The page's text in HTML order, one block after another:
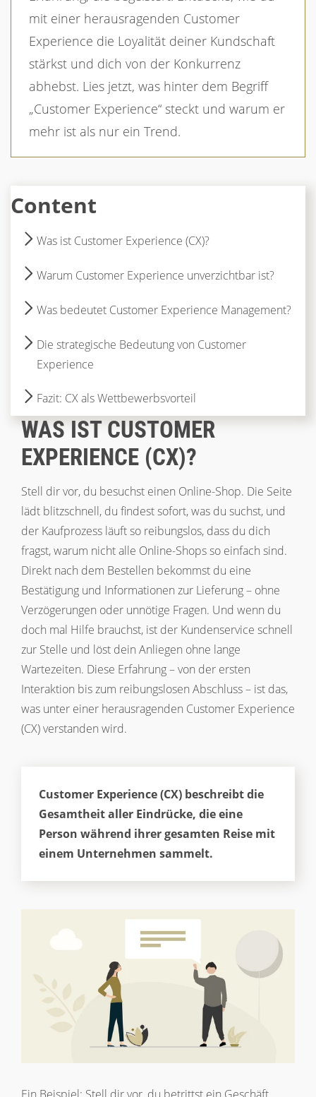
mit einer herausragenden Customer
Experience die Loyalität deiner Kundschaft
stärkst und dich von der Konkurrenz
abhebst. Lies jetzt, was hinter dem Begriff
„Customer Experience“ steckt und warum er
mehr ist als nur ein Trend.
Content
Was ist Customer Experience (CX)?
Warum Customer Experience unverzichtbar ist?
Was bedeutet Customer Experience Management?
Die strategische Bedeutung von Customer
Experience
Fazit: CX als Wettbewerbsvorteil
WAS IST CUSTOMER
EXPERIENCE (CX)?
Stell dir vor, du besuchst einen Online-Shop. Die Seite
lädt blitzschnell, du findest sofort, was du suchst, und
der Kaufprozess läuft so reibungslos, dass du dich
fragst, warum nicht alle Online-Shops so einfach sind.
Direkt nach dem Bestellen bekommst du eine
Bestätigung und Informationen zur Lieferung – ohne
Verzögerungen oder unnötige Fragen. Und wenn du
doch mal Hilfe brauchst, ist der Kundenservice schnell
zur Stelle und löst dein Anliegen ohne lange
Wartezeiten. Diese Erfahrung – von der ersten
Interaktion bis zum reibungslosen Abschluss – ist das,
was unter einer herausragenden Customer Experience
(CX) verstanden wird.
Customer Experience (CX) beschreibt die
Gesamtheit aller Eindrücke, die eine
Person während ihrer gesamten Reise mit
einem Unternehmen sammelt.